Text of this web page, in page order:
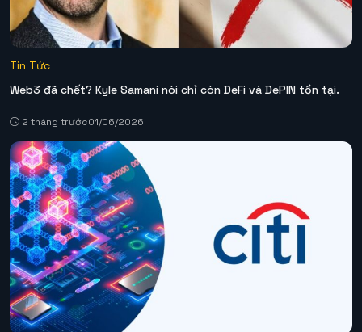
Tin Tức
Web3 đã chết? Kyle Samani nói chỉ còn DeFi và DePIN tồn tại.
2 tháng trước01/06/2026